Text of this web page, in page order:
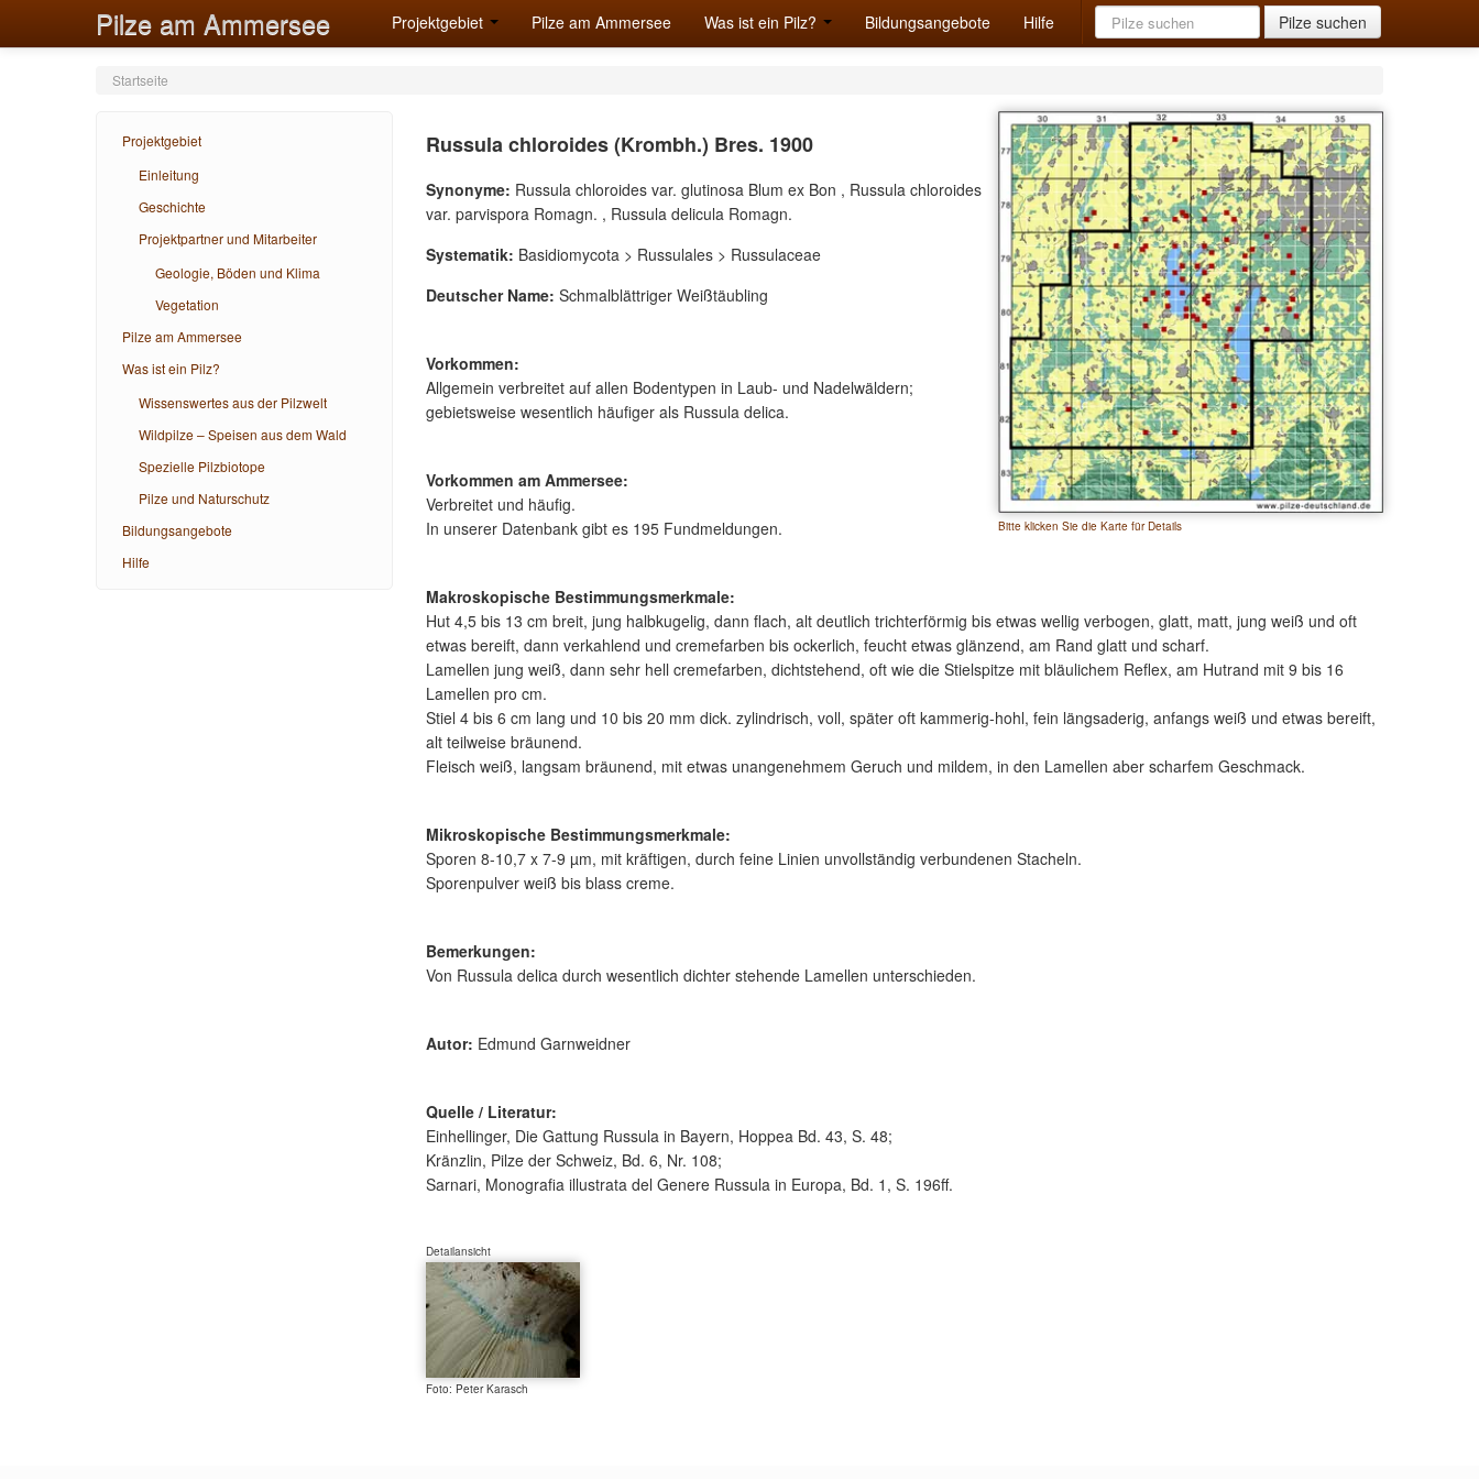
Pilze am Ammersee Projektgebiet Pilze am Ammersee Was ist ein Pilz? Bildungsangebote Hilfe
Startseite
Projektgebiet
Einleitung
Geschichte
Projektpartner und Mitarbeiter
Geologie, Böden und Klima
Vegetation
Pilze am Ammersee
Was ist ein Pilz?
Wissenswertes aus der Pilzwelt
Wildpilze – Speisen aus dem Wald
Spezielle Pilzbiotope
Pilze und Naturschutz
Bildungsangebote
Hilfe
Bitte klicken Sie die Karte für Details
Russula chloroides (Krombh.) Bres. 1900
Synonyme: Russula chloroides var. glutinosa Blum ex Bon , Russula chloroides
var. parvispora Romagn. , Russula delicula Romagn.
Systematik: Basidiomycota > Russulales > Russulaceae
Deutscher Name: Schmalblättriger Weißtäubling
Vorkommen:
Allgemein verbreitet auf allen Bodentypen in Laub- und Nadelwäldern;
gebietsweise wesentlich häufiger als Russula delica.
Vorkommen am Ammersee:
Verbreitet und häufig.
In unserer Datenbank gibt es 195 Fundmeldungen.
Makroskopische Bestimmungsmerkmale:
Hut 4,5 bis 13 cm breit, jung halbkugelig, dann flach, alt deutlich trichterförmig bis etwas wellig verbogen, glatt, matt, jung weiß und oft
etwas bereift, dann verkahlend und cremefarben bis ockerlich, feucht etwas glänzend, am Rand glatt und scharf.
Lamellen jung weiß, dann sehr hell cremefarben, dichtstehend, oft wie die Stielspitze mit bläulichem Reflex, am Hutrand mit 9 bis 16
Lamellen pro cm.
Stiel 4 bis 6 cm lang und 10 bis 20 mm dick. zylindrisch, voll, später oft kammerig-hohl, fein längsaderig, anfangs weiß und etwas bereift,
alt teilweise bräunend.
Fleisch weiß, langsam bräunend, mit etwas unangenehmem Geruch und mildem, in den Lamellen aber scharfem Geschmack.
Mikroskopische Bestimmungsmerkmale:
Sporen 8-10,7 x 7-9 µm, mit kräftigen, durch feine Linien unvollständig verbundenen Stacheln.
Sporenpulver weiß bis blass creme.
Bemerkungen:
Von Russula delica durch wesentlich dichter stehende Lamellen unterschieden.
Autor: Edmund Garnweidner
Quelle / Literatur:
Einhellinger, Die Gattung Russula in Bayern, Hoppea Bd. 43, S. 48;
Kränzlin, Pilze der Schweiz, Bd. 6, Nr. 108;
Sarnari, Monografia illustrata del Genere Russula in Europa, Bd. 1, S. 196ff.
Detailansicht
Foto: Peter Karasch